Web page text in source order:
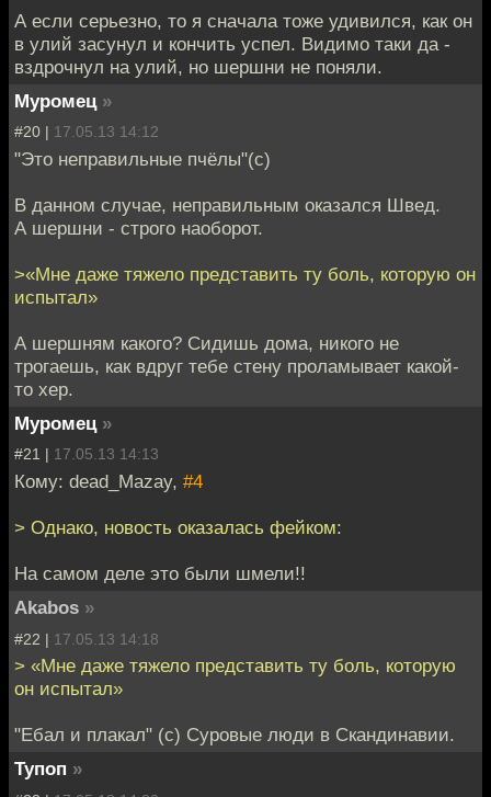
А если серьезно, то я сначала тоже удивился, как он
в улий засунул и кончить успел. Видимо таки да -
вздрочнул на улий, но шершни не поняли.
Муромец »
#20 | 17.05.13 14:12
"Это неправильные пчёлы"(с)
В данном случае, неправильным оказался Швед.
А шершни - строго наоборот.
>«Мне даже тяжело представить ту боль, которую он
испытал»
А шершням какого? Сидишь дома, никого не
трогаешь, как вдруг тебе стену проламывает какой-
то хер.
Муромец »
#21 | 17.05.13 14:13
Кому: dead_Mazay, #4
> Однако, новость оказалась фейком:
На самом деле это были шмели!!
Akabos »
#22 | 17.05.13 14:18
> «Мне даже тяжело представить ту боль, которую
он испытал»
"Ебал и плакал" (с) Суровые люди в Скандинавии.
Тупоп »